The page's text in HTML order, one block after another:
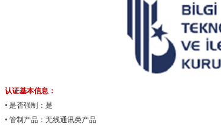
认证基本信息：
• 是否强制：是
• 管制产品：无线通讯类产品